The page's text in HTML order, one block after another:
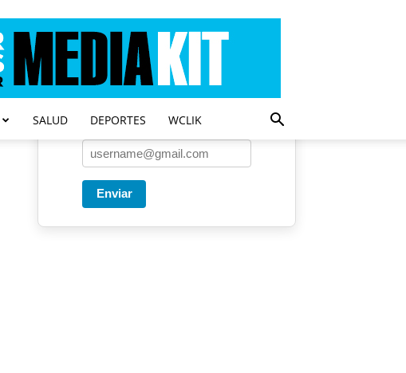
SALUD DEPORTES WCLIK
Una vez a la semana enviamos
Enviar
Entregado por SendPulse